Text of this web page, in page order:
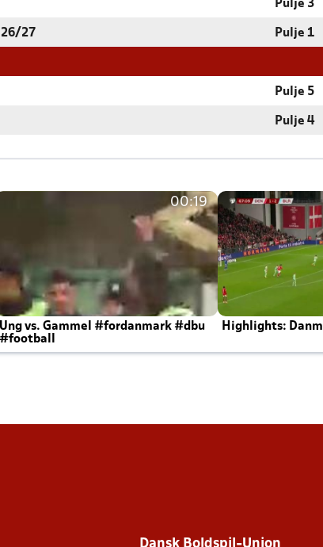
Pulje 3
26/27 Pulje 1
Pulje 5
Pulje 4
00:19
Ung vs. Gammel #fordanmark #dbu
#football
Highlights: